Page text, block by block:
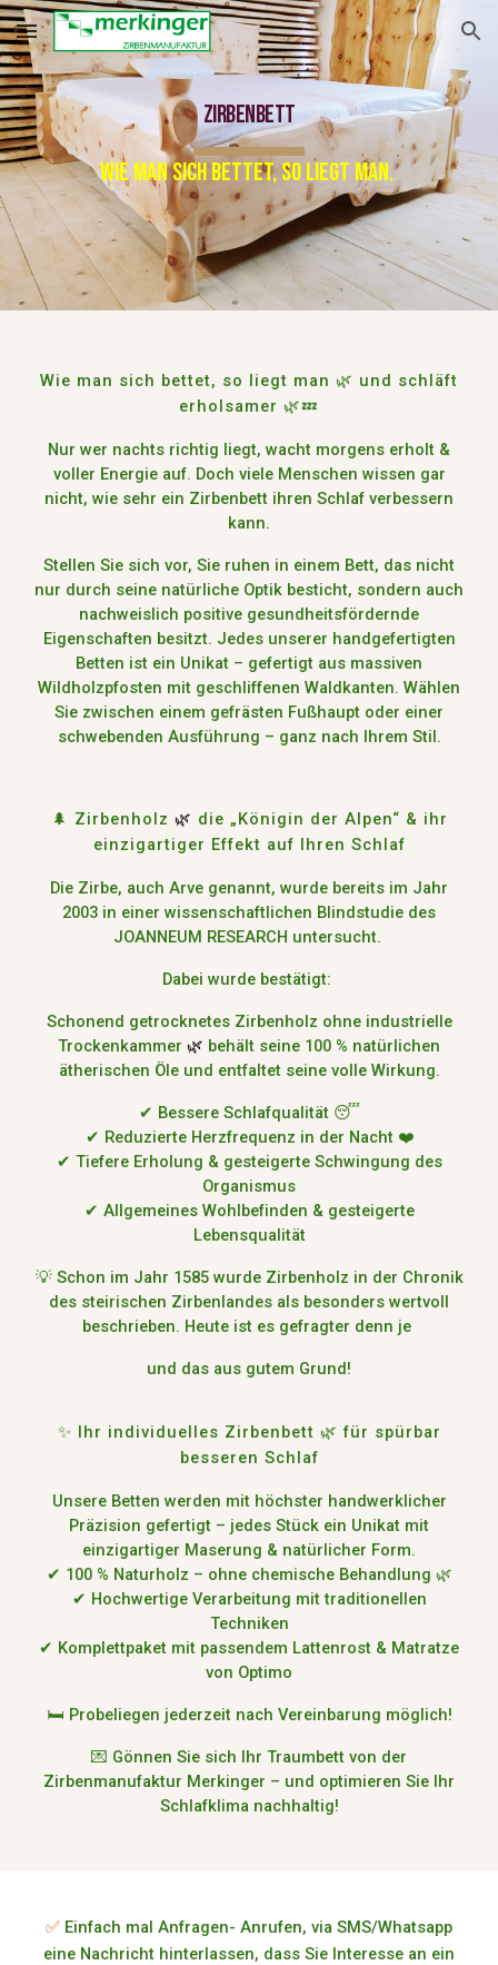
Skip to main content Skip to navigation
Zirbenbett
Wie man sich bettet, so liegt man.
Wie man sich bettet, so liegt man 🌿 und schläft
erholsamer 🌿💤
Nur wer nachts richtig liegt, wacht morgens erholt &
voller Energieauf. Doch viele Menschen wissen gar
nicht, wie sehr ein Zirbenbett ihren Schlaf verbessern
kann.
Stellen Sie sich vor, Sie ruhen in einem Bett, das nicht
nur durch seine natürliche Optik besticht, sondern auch
nachweislich positive gesundheitsfördernde
Eigenschaften besitzt. Jedes unserer handgefertigten
Betten ist ein Unikat – gefertigt aus massiven
Wildholzpfosten mit geschliffenen Waldkanten. Wählen
Sie zwischen einem gefrästen Fußhaupt oder einer
schwebenden Ausführung – ganz nach Ihrem Stil.
🌲 Zirbenholz 🌿 die „Königin der Alpen“ & ihr
einzigartiger Effekt auf Ihren Schlaf
Die Zirbe, auch Arve genannt, wurde bereits im Jahr
2003 in einer wissenschaftlichen Blindstudie des
JOANNEUM RESEARCH untersucht.
Dabei wurde bestätigt:
Schonend getrocknetes Zirbenholz ohne industrielle
Trockenkammer 🌿 behält seine 100 % natürlichen
ätherischen Öleund entfaltet seine volle Wirkung.
✔ Bessere Schlafqualität😴
✔ Reduzierte Herzfrequenz in der Nacht❤️
✔ Tiefere Erholung & gesteigerte Schwingung des
Organismus
✔ Allgemeines Wohlbefinden & gesteigerte
Lebensqualität
💡 Schon im Jahr 1585 wurde Zirbenholz in der Chronik
des steirischen Zirbenlandes als besonders wertvoll
beschrieben. Heute ist es gefragter denn je
und das aus gutem Grund!
✨ Ihr individuelles Zirbenbett 🌿 für spürbar
besseren Schlaf
Unsere Betten werden mit höchster handwerklicher
Präzision gefertigt – jedes Stück ein Unikat mit
einzigartiger Maserung & natürlicher Form.
✔ 100 % Naturholz – ohne chemische Behandlung 🌿
✔ Hochwertige Verarbeitung mit traditionellen
Techniken
✔ Komplettpaket mit passendem Lattenrost & Matratze
von Optimo
🛏 Probeliegen jederzeit nach Vereinbarung möglich!
💌 Gönnen Sie sich Ihr Traumbett von der
Zirbenmanufaktur Merkinger – und optimieren Sie Ihr
Schlafklima nachhaltig!
✅ Einfach mal Anfragen- Anrufen, via SMS/Whatsapp
eine Nachricht hinterlassen, dass Sie Interesse an ein